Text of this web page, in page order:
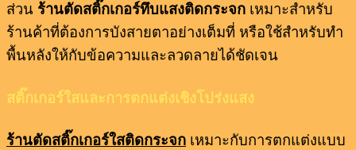
ส่วน ร้านตัดสติ๊กเกอร์ทึบแสงติดกระจก เหมาะสำหรับ
ร้านค้าที่ต้องการบังสายตาอย่างเต็มที่ หรือใช้สำหรับทำ
พื้นหลังให้กับข้อความและลวดลายได้ชัดเจน
สติ๊กเกอร์ใสและการตกแต่งเชิงโปร่งแสง
ร้านตัดสติ๊กเกอร์ใสติดกระจก เหมาะกับการตกแต่งแบบ